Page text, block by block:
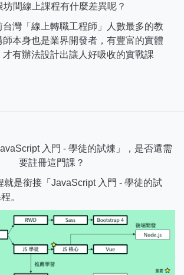
間線上課程有什麼差異呢？
台灣「線上轉職工程師」人數最多的教
師本身也是業界開發者，有豐富的實體
才有辦法設計出讓人好吸收的實戰課
入門 - 學徒的試煉」，是否還需
要註冊這門課？
就是銜接「JavaScript 入門 - 學徒的試
。